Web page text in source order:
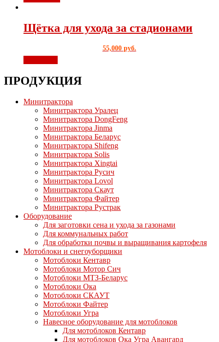
Щётка для ухода за стадионами
55,000 руб.
ПРОДУКЦИЯ
Минитрактора
Минитрактора Уралец
Минитрактора DongFeng
Минитрактора Jinma
Минитрактора Беларус
Минитрактора Shifeng
Минитрактора Solis
Минитрактора Xingtai
Минитрактора Русич
Минитрактора Lovol
Минитрактора Скаут
Минитрактора Файтер
Минитрактора Рустрак
Оборудование
Для заготовки сена и ухода за газонами
Для коммунальных работ
Для обработки почвы и выращивания картофеля
Мотоблоки и снегоуборщики
Мотоблоки Кентавр
Мотоблоки Мотор Сич
Мотоблоки МТЗ-Беларус
Мотоблоки Ока
Мотоблоки СКАУТ
Мотоблоки Файтер
Мотоблоки Угра
Навесное оборудование для мотоблоков
Для мотоблоков Кентавр
Для мотоблоков Ока Угра Авангард